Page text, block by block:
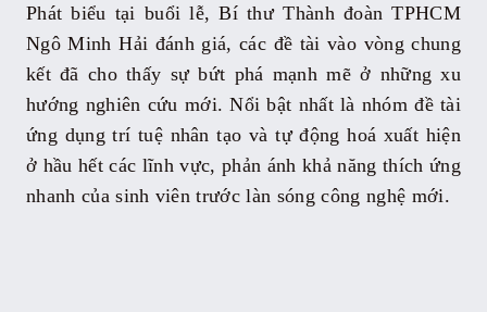
Phát biểu tại buổi lễ, Bí thư Thành đoàn TPHCM
Ngô Minh Hải đánh giá, các đề tài vào vòng chung
kết đã cho thấy sự bứt phá mạnh mẽ ở những xu
hướng nghiên cứu mới. Nổi bật nhất là nhóm đề tài
ứng dụng trí tuệ nhân tạo và tự động hoá xuất hiện
ở hầu hết các lĩnh vực, phản ánh khả năng thích ứng
nhanh của sinh viên trước làn sóng công nghệ mới.